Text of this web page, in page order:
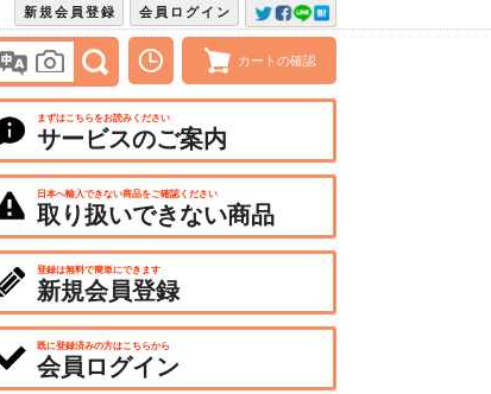
会員ログイン
新規会員登録
カートの確認
まずはこちらをお読みください
サービスのご案内
日本へ輸入できない商品をご確認ください
取り扱いできない商品
登録は無料で簡単にできます
新規会員登録
既に登録済みの方はこちらから
会員ログイン